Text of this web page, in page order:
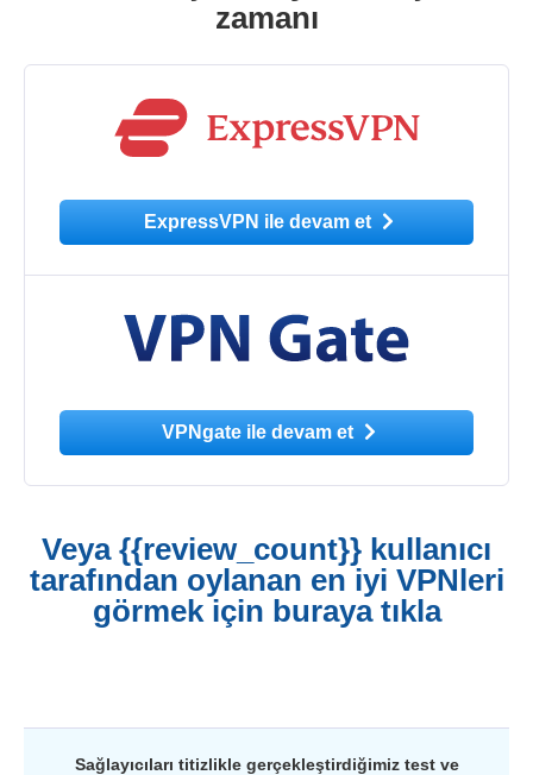
zamanı
ExpressVPN ile devam et
VPNgate ile devam et
Veya {{review_count}} kullanıcı
tarafından oylanan en iyi VPNleri
görmek için buraya tıkla
Sağlayıcıları titizlikle gerçekleştirdiğimiz test ve